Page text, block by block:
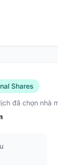
Shares
đã chọn nhà